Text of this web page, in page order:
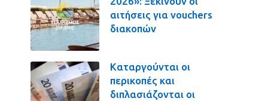
αιτήσεις για vouchers
διακοπών
Καταργούνται οι
περικοπές και
διπλασιάζονται οι